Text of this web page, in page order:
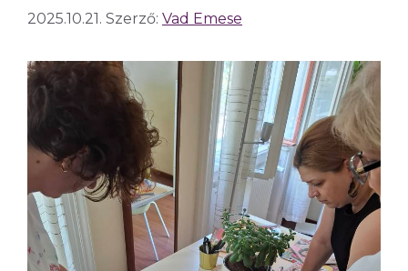
2025.10.21. Szerző: Vad Emese